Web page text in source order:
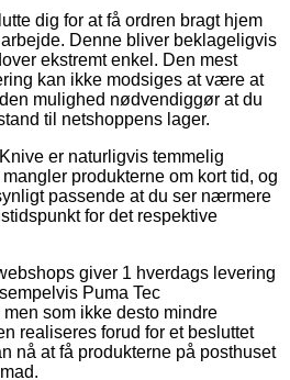
dig for at få ordren bragt hjem
Denne bliver beklageligvis
ekstremt enkel. Den mest
kan ikke modsiges at være at
mulighed nødvendiggør at du
til netshoppens lager.
er naturligvis temmelig
produkterne om kort tid, og
passende at du ser nærmere
for det respektive
giver 1 hverdags levering
Puma Tec
som ikke desto mindre
realiseres forud for et besluttet
nå at få produkterne på posthuset